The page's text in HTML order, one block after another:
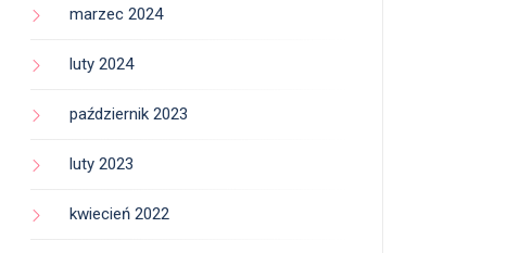
marzec 2024
luty 2024
październik 2023
luty 2023
kwiecień 2022